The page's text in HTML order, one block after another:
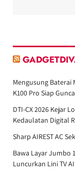
Mengusung Baterai
K100 Pro Siap
DTI-CX 2026 Kejar
Kedaulatan Digital
Sharp AIREST AC
Bawa Layar Jumbo
Luncurkan Lini TV